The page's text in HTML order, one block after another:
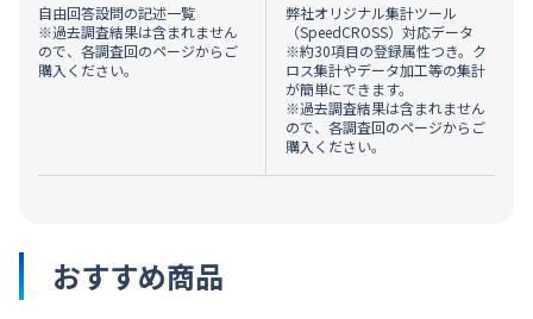
自由回答設問の記述一覧
※過去調査結果は含まれません
ので、各調査回のページからご
購入ください。
弊社オリジナル集計ツール
（SpeedCROSS）対応データ
※約30項目の登録属性つき。ク
ロス集計やデータ加工等の集計
が簡単にできます。
※過去調査結果は含まれません
ので、各調査回のページからご
購入ください。
おすすめ商品